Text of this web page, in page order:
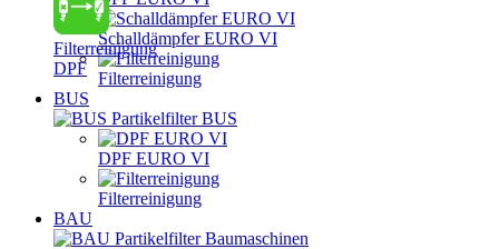
Filterreinigung
DPF
Schalldämpfer EURO VI
Filterreinigung
BUS
Partikelfilter BUS
DPF EURO VI
Filterreinigung
BAU
Partikelfilter Baumaschinen